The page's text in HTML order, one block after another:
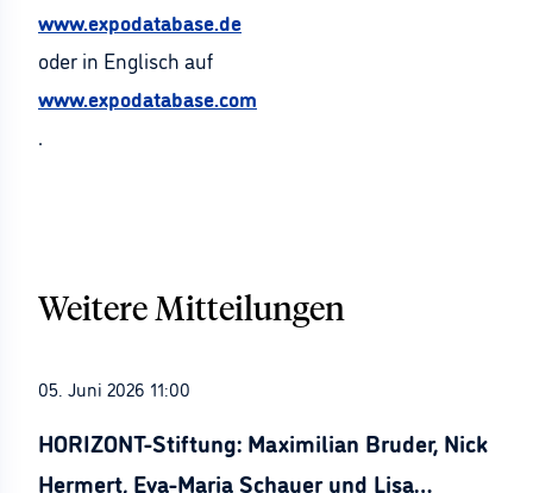
www.expodatabase.de
oder in Englisch auf
www.expodatabase.com
.
Weitere Mitteilungen
05. Juni 2026 11:00
HORIZONT-Stiftung: Maximilian Bruder, Nick
Hermert, Eva-Maria Schauer und Lisa